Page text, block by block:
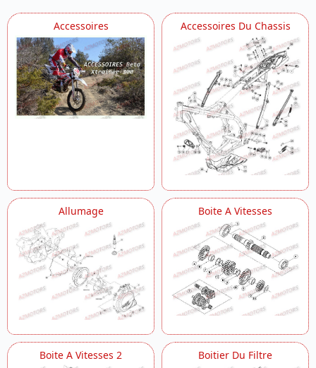
Carenages Reservoir Selle 2
Carter
Carter 2
Carter 3
Chassis
Commandes Guidon
Commande Boite A Vitesses
Cylindre Culasse Distribution
Demarreur Electrique
Echappement
Echappement 2
Freins
Installation De Refroidissement
Installation Electrique
Outillage Special
Outils
Radiateur
Roue Arriere
Roue Avant
Suspension Arriere
Suspension Arriere 2
Transmission Principale Embrayage
Vilebrequin Piston Contre Arbre
Accessoires Accessoires Du Chassis
Allumage Boite A Vitesses
Boite A Vitesses 2 Boitier Du Filtre